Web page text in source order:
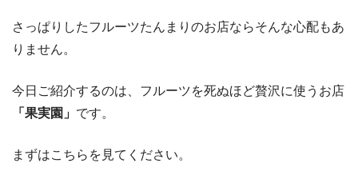
さっぱりしたフルーツたんまりのお店ならそんな心配もあ
りません。
今日ご紹介するのは、フルーツを死ぬほど贅沢に使うお店
「果実園」 です。
まずはこちらを見てください。